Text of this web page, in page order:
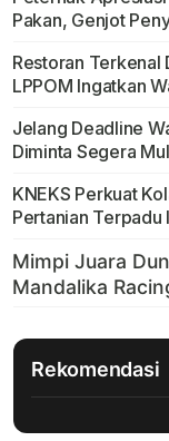
Pakan, Genjot
Restoran Terkenal
LPPOM Ingatkan
Jelang Deadline
Diminta Segera
KNEKS Perkuat
Pertanian Terpadu
Rekomendasi